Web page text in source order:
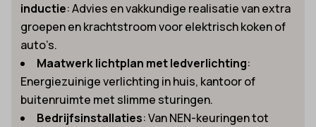
inductie: Advies en vakkundige realisatie van extra
groepen en krachtstroom voor elektrisch koken of
auto’s.
Maatwerk lichtplan met ledverlichting:
Energiezuinige verlichting in huis, kantoor of
buitenruimte met slimme sturingen.
Bedrijfsinstallaties: Van NEN-keuringen tot